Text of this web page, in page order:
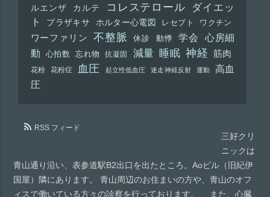
ルエンザ
カルテ コレステロール
ダイエッ
ト
プラザキサ ホルター心電図 レセプト ワクチン
ワーファリン 不整脈 休診 動悸 学会
心房細
動
心拍数 忘れ物 抗凝固 減量 睡眠 神経 筋肉
花粉 花粉症 血圧 起立性低血圧 迷走神経反射 運動
高血
圧
RSS フィード
三好クリ
ニックは
青山通り沿い、表参道駅B2出口を出たところ。Aoビル（旧紀伊
国屋）隣にあります。 青山周辺のお住まいの方や、青山のオフ
ィスで働いている方々の診察を行っております。 また、心臓